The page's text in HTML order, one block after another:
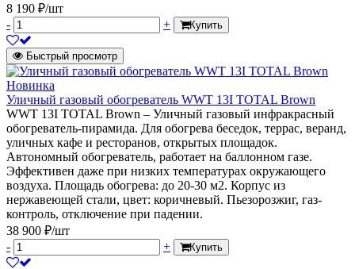
8 190 ₽/шт
-
+ Купить
Быстрый просмотр
Новинка
Уличный газовый обогреватель WWT 13I TOTAL Brown
WWT 13I TOTAL Brown – Уличный газовый инфракрасный
обогреватель-пирамида. Для обогрева беседок, террас, веранд,
уличных кафе и ресторанов, открытых площадок.
Автономный обогреватель, работает на баллонном газе.
Эффективен даже при низких температурах окружающего
воздуха. Площадь обогрева: до 20-30 м2. Корпус из
нержавеющей стали, цвет: коричневый. Пьезорозжиг, газ-
контроль, отключение при падении.
38 900 ₽/шт
-
+ Купить